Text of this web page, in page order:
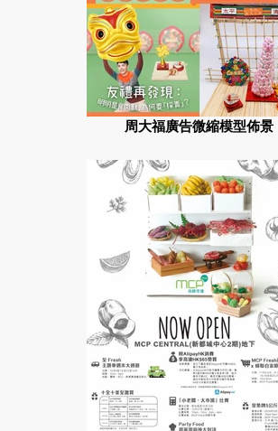
周大福廣告微縮模型佈景